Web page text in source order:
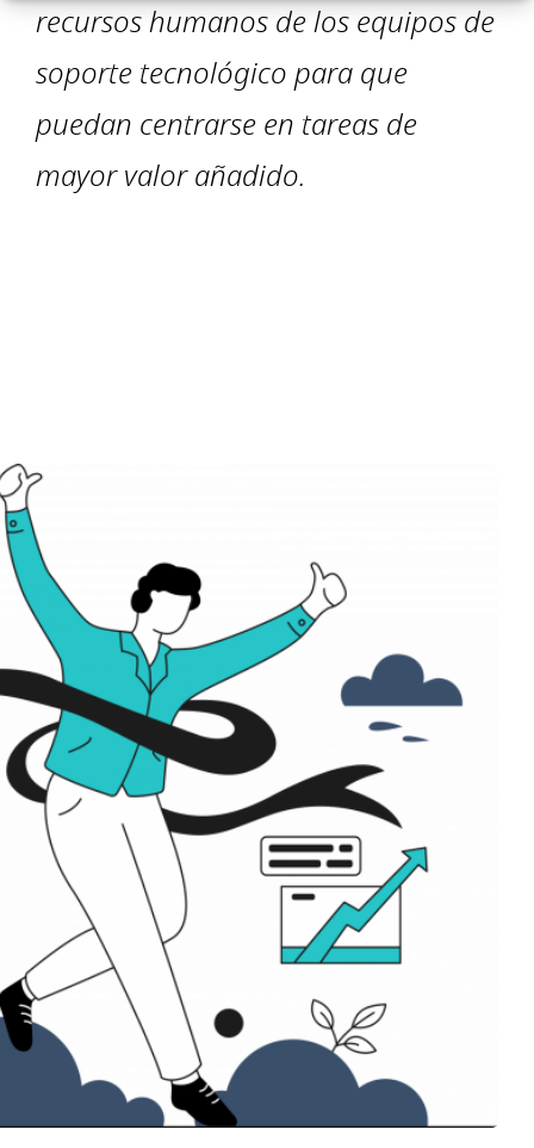
recursos humanos de los equipos de
soporte tecnológico para que
puedan centrarse en tareas de
mayor valor añadido.